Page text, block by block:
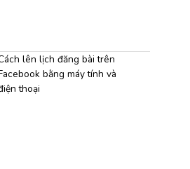
lên lịch đăng bài trên
bằng máy tính và
thoại